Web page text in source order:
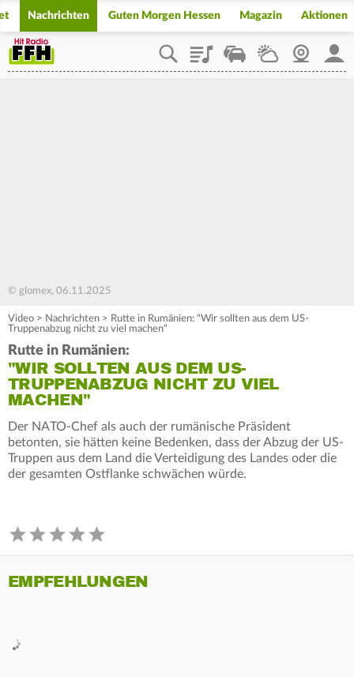
Nachrichten Guten Morgen Hessen Magazin Aktionen
PlaylistStaupilotWetterWebcam
© glomex, 06.11.2025
Video > Nachrichten > Rutte in Rumänien: "Wir sollten aus dem US-
Truppenabzug nicht zu viel machen"
Rutte in Rumänien:
"WIR SOLLTEN AUS DEM US-
TRUPPENABZUG NICHT ZU VIEL
MACHEN"
Der NATO-Chef als auch der rumänische Präsident
betonten, sie hätten keine Bedenken, dass der Abzug der US-
Truppen aus dem Land die Verteidigung des Landes oder die
der gesamten Ostflanke schwächen würde.
EMPFEHLUNGEN